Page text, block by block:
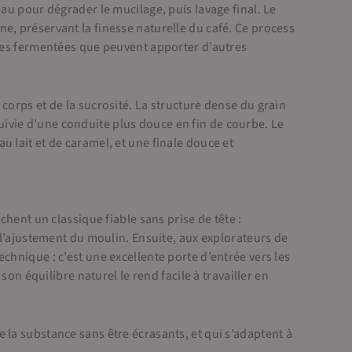
pour dégrader le mucilage, puis lavage final. Le
préservant la finesse naturelle du café. Ce process
fermentées que peuvent apporter d’autres
et de la sucrosité. La structure dense du grain
d’une conduite plus douce en fin de courbe. Le
lait et de caramel, et une finale douce et
un classique fiable sans prise de tête :
du moulin. Ensuite, aux explorateurs de
: c’est une excellente porte d’entrée vers les
équilibre naturel le rend facile à travailler en
substance sans être écrasants, et qui s’adaptent à